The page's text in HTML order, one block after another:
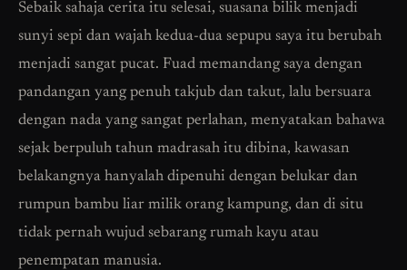
Sebaik sahaja cerita itu selesai, suasana bilik menjadi
sunyi sepi dan wajah kedua-dua sepupu saya itu berubah
menjadi sangat pucat. Fuad memandang saya dengan
pandangan yang penuh takjub dan takut, lalu bersuara
dengan nada yang sangat perlahan, menyatakan bahawa
sejak berpuluh tahun madrasah itu dibina, kawasan
belakangnya hanyalah dipenuhi dengan belukar dan
rumpun bambu liar milik orang kampung, dan di situ
tidak pernah wujud sebarang rumah kayu atau
penempatan manusia.